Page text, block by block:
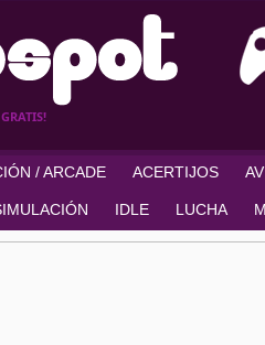
/ ARCADE ACERTIJOS
IDLE LUCHA